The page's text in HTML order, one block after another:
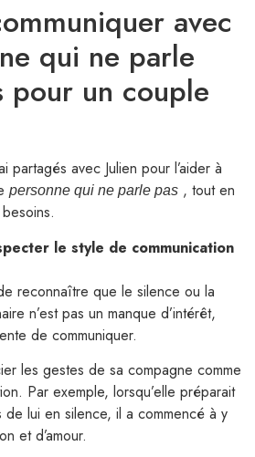
avec
qui ne parle
pour un couple
partagés avec Julien pour l’aider à
personne qui ne parle pas , tout en
le style de communication
reconnaître que le silence ou la
n’est pas un manque d’intérêt,
de communiquer.
les gestes de sa compagne comme
Par exemple, lorsqu’elle préparait
lui en silence, il a commencé à y
et d’amour.